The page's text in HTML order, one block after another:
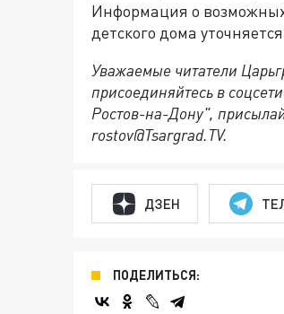
Информация о
детского дома
Уважаемые читатели
присоединяйтесь в соцсети
Ростов-на-Дону",
rostov@Tsargrad.ТV.
ДЗЕН
ПОДЕЛИТЬСЯ: